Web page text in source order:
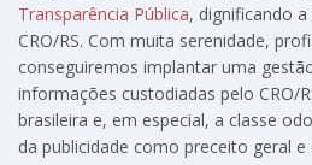
Transparência Pública, dignificando
CRO/RS. Com muita serenidade,
conseguiremos implantar uma
informações custodiadas pelo CRO/
brasileira e, em especial, a classe
da publicidade como preceito geral